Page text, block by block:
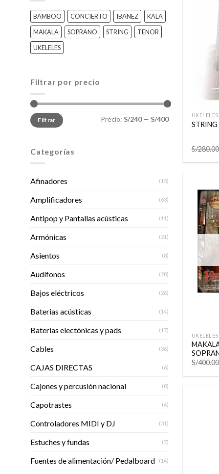
BAMBOO CONCIERTO IBANEZ
KALA
MAKALA
SOPRANO STRING
TENOR
UKELELES
Filtrar por precio
Precio
mínimo
Precio
máximo
Filtrar Precio: S/240— S/400
Categorías
Afinadores (15)
Amplificadores (63)
Antipop y Pantallas acústicas (11)
Armónicas (21)
Asientos (8)
Audífonos (28)
Bajos eléctricos (26)
Baterias acústicas (14)
Baterias electónicas y pads (17)
Cables (36)
CAJAS DIRECTAS (6)
Cajones y percusión nacional (8)
Capotrastes (4)
Controladores MIDI y DJ (31)
Estuches y fundas (7)
Fuentes de alimentación/ Pedalboard (14)
UKELELES
STRING
S/280.00
UKELELES
S/400.00